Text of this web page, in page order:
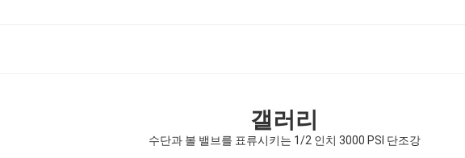
갤러리
수단과 볼 밸브를 표류시키는 1/2 인치 3000 PSI 단조강